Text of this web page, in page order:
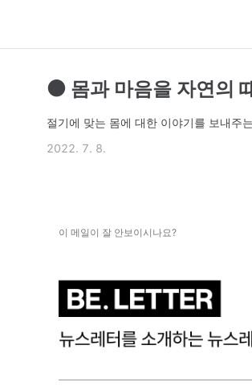
⚫ 몸과 마음을 자연의
절기에 맞는 몸에 대한 이야기를 보내주
2022. 7. 8.
이 메일이 잘 안보이시나요?